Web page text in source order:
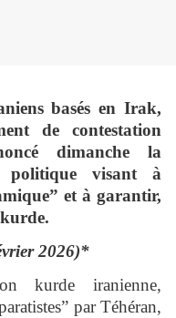
basés en Irak,
de contestation
dimanche la
politique visant à
et à garantir,
2026)*
kurde iranienne,
par Téhéran,